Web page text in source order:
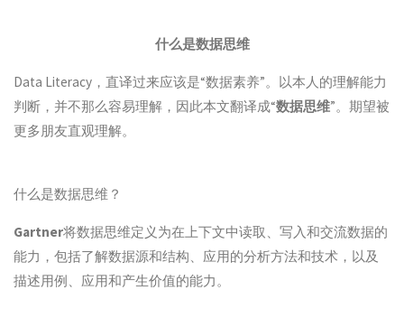
什么是数据思维
Data Literacy，直译过来应该是“数据素养”。以本人的理解能力
判断，并不那么容易理解，因此本文翻译成“数据思维”。期望被
更多朋友直观理解。
什么是数据思维？
Gartner将数据思维定义为在上下文中读取、写入和交流数据的
能力，包括了解数据源和结构、应用的分析方法和技术，以及
描述用例、应用和产生价值的能力。